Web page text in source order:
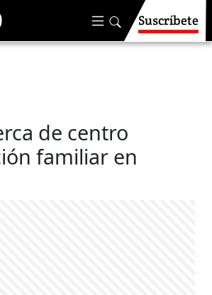
Suscríbete
de centro
familiar en